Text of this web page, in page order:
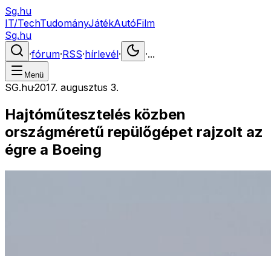
Sg.hu
IT/TechTudományJátékAutóFilm
Sg.hu
·fórum·RSS·hírlevél· ·...
Menü
SG.hu·2017. augusztus 3.
Hajtóműtesztelés közben
országméretű repülőgépet rajzolt az
égre a Boeing